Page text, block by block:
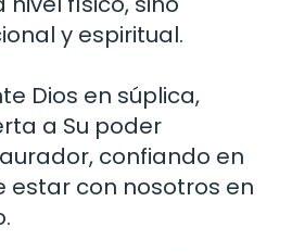
y espiritual.
Dios en súplica,
a Su poder
confiando en
estar con nosotros en